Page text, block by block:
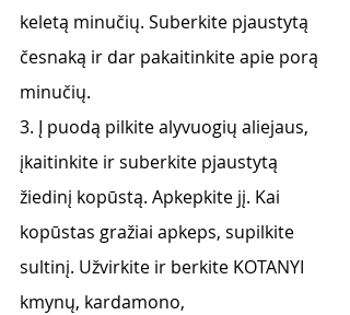
keletą minučių. Suberkite pjaustytą
česnaką ir dar pakaitinkite apie porą
minučių.
3. Į puodą pilkite alyvuogių aliejaus,
įkaitinkite ir suberkite pjaustytą
žiedinį kopūstą. Apkepkite jį. Kai
kopūstas gražiai apkeps, supilkite
sultinį. Užvirkite ir berkite KOTANYI
kmynų, kardamono,